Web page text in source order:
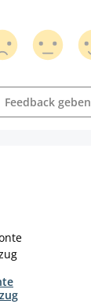
Feedback geben